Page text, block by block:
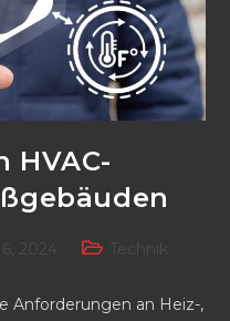
HVAC-
Beitrags-
Anforderungen an Heiz-,